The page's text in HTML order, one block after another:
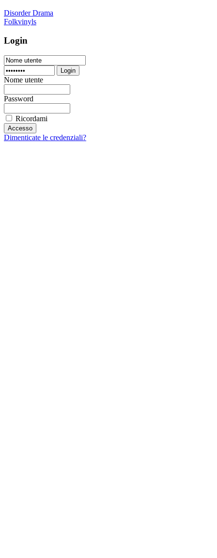
Disorder Drama
Folkvinyls
Login
Login
Nome utente
Password
Ricordami
Dimenticate le credenziali?